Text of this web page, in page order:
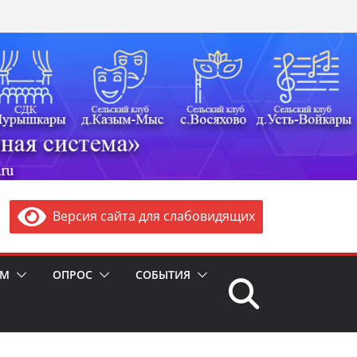
Версия сайта для слабовидящих
ОПРОС СОБЫТИЯ